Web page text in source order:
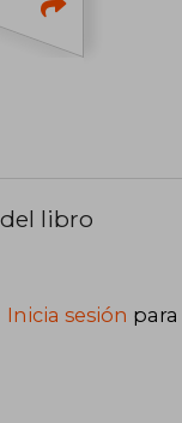
libro
Inicia sesión